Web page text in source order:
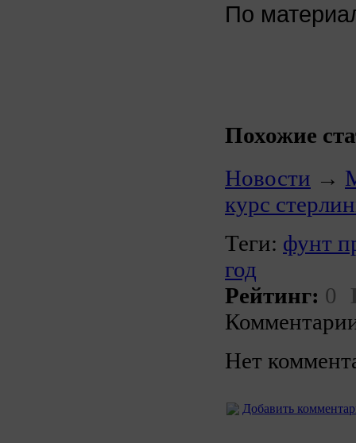
По
Похожие
Новости →
курс
Теги: фунт
год
Рейтинг: 0
Нет
Добавить